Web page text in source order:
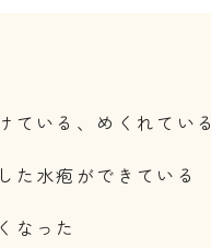
ている、めくれている
た水疱ができている
なった